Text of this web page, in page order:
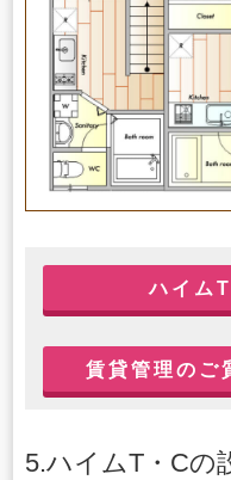
ハイム
賃貸管理のご
5.ハイムT・Cの